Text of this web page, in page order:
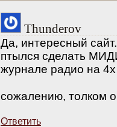
Thunderov
Да, интересный
птылся сделать
журнале радио на
сожалению, толком
Ответить